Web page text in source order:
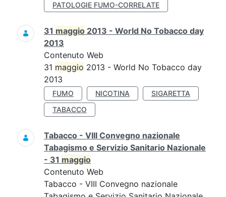
PATOLOGIE FUMO-CORRELATE
31 maggio 2013 - World No Tobacco day
2013
Contenuto Web
31 maggio 2013 - World No Tobacco day
2013
FUMO NICOTINA
SIGARETTA
TABACCO
Tabacco - VIII Convegno nazionale
Tabagismo e Servizio Sanitario Nazionale
- 31 maggio
Contenuto Web
Tabacco - VIII Convegno nazionale